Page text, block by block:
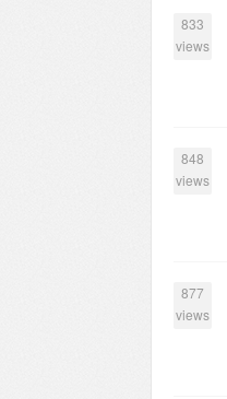
833
views
848
views
877
views